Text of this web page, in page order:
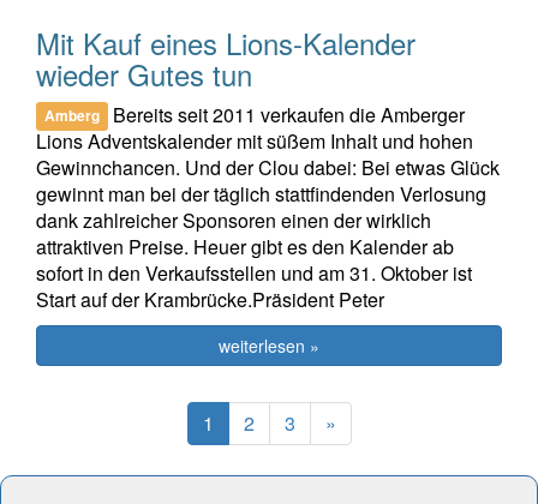
Mit Kauf eines Lions-Kalender
wieder Gutes tun
Amberg
Bereits seit 2011 verkaufen die Amberger
Lions Adventskalender mit süßem Inhalt und hohen
Gewinnchancen. Und der Clou dabei: Bei etwas Glück
gewinnt man bei der täglich stattfindenden Verlosung
dank zahlreicher Sponsoren einen der wirklich
attraktiven Preise. Heuer gibt es den Kalender ab
sofort in den Verkaufsstellen und am 31. Oktober ist
Start auf der Krambrücke.Präsident Peter
weiterlesen »
1 (current)
2 3 »Next